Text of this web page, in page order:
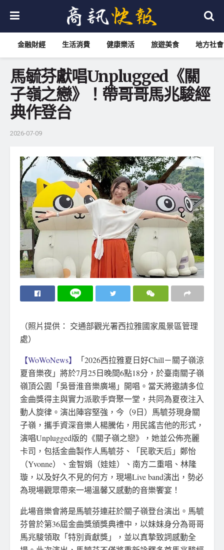
金融財經 生活消費 健康樂活 旅遊美食 地方社會
馬毓芬獻唱Unplugged《關
子嶺之戀》！帶哥哥馬兆駿經
典作登台
2026-07-09
（照片提供： 交通部觀光署西拉雅國家風景區管理
處）
【WoWoNews】
「2026西拉雅夏日好Chill－關子嶺涼
夏音樂夜」將於7月25日晚間6點18分，於臺南關子嶺
嶺頂公園「吳晉淮音樂廣場」開唱。當天將邀請多位
金曲獎得主與實力派歌手齊聚一堂，共同為夏夜注入
動人旋律。演出陣容堅強，今（9日）馬毓芬現身關
子嶺，攜手資深音樂人楊騰佑，用民謠吉他的形式，
演唱Unplugged版的《關子嶺之戀》，她並公佈亮麗
卡司，包括金曲製作人馬毓芬、「民歌天后」鄭怡
（Yvonne）、金智娟（娃娃）、南方二重唱、林隆
璇，以及好久不見的何方，現場Live band演出，勢必
為現場觀眾帶來一場溫馨又感動的音樂饗宴！
此場音樂會將是馬毓芬連莊於關子嶺登台演出。馬毓
芬曾於第36屆金曲獎頒獎典禮中，以妹妹身分為哥哥
馬兆駿領取「特別貢獻獎」，並以真摯致詞感動全